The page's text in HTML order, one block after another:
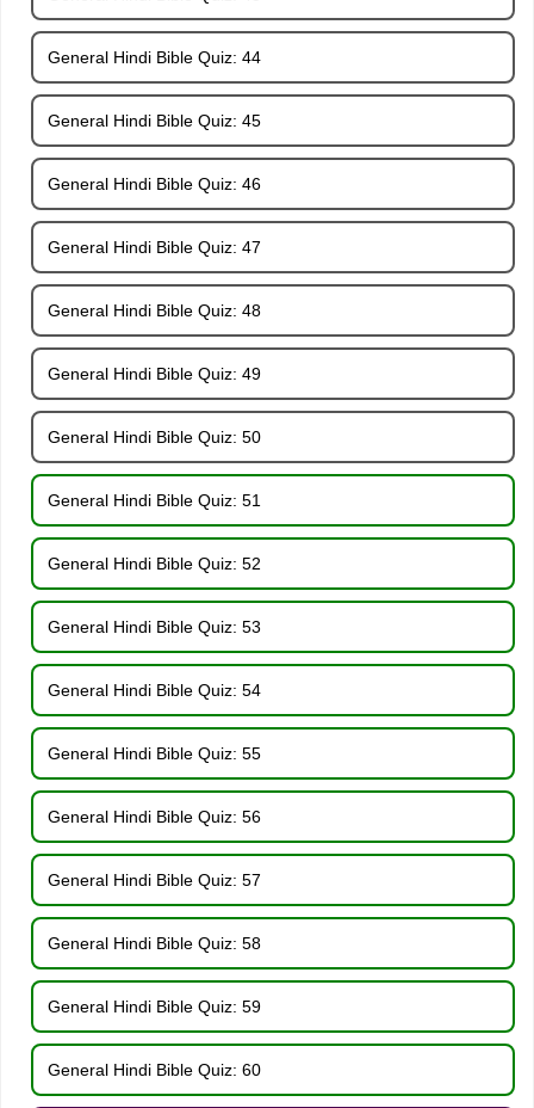
General Hindi Bible Quiz: 44
General Hindi Bible Quiz: 45
General Hindi Bible Quiz: 46
General Hindi Bible Quiz: 47
General Hindi Bible Quiz: 48
General Hindi Bible Quiz: 49
General Hindi Bible Quiz: 50
General Hindi Bible Quiz: 51
General Hindi Bible Quiz: 52
General Hindi Bible Quiz: 53
General Hindi Bible Quiz: 54
General Hindi Bible Quiz: 55
General Hindi Bible Quiz: 56
General Hindi Bible Quiz: 57
General Hindi Bible Quiz: 58
General Hindi Bible Quiz: 59
General Hindi Bible Quiz: 60